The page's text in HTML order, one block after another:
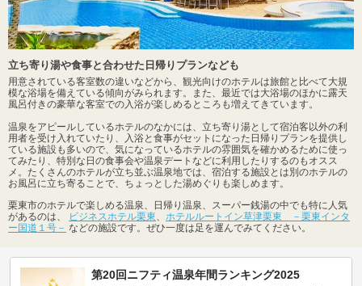
立ち寄り湯や食事と合わせた日帰りプランなども
用意されている客室数の違いなどから、観光向けのホテルは旅館と比べて大規
模な浴場を備えている傾向がみられます。また、最近では大浴場のほかに露天
風呂付きの豪華な客室での入浴が楽しめるところも増えてきています。
温泉をアピールしているホテルのなかには、立ち寄り湯として宿泊客以外の利
用者を受け入れていたり、入浴と食事がセットになった日帰りプランを提供し
ている施設も多いので、気になっているホテルの雰囲気を確かめるために使っ
てみたり、特別な日の食事会や温泉デートなどに利用したりするのもオスス
メ。たくさんのホテルが立ち並ぶ温泉地では、宿泊する施設とは別のホテルの
お風呂に立ち寄ることで、ちょっとした湯めぐりも楽しめます。
栗東市のホテルで楽しめる温泉、日帰り温泉、スーパー銭湯の中でも特に人気
があるのは、
ビジネスホテル栗東
ホテルルートイン草津栗東 －栗東インタ
ー国道１号－ などの施設です。ぜひ一度は足を運んでみてください。
第20回ニフティ温泉年間ランキング2025